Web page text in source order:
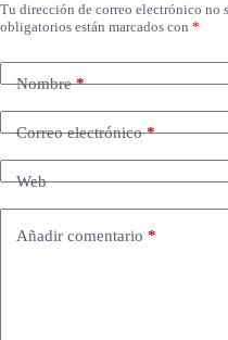
Tu dirección de correo electrónico no
obligatorios están marcados con *
Nombre*
Correo electrónico*
Web
Añadir comentario *